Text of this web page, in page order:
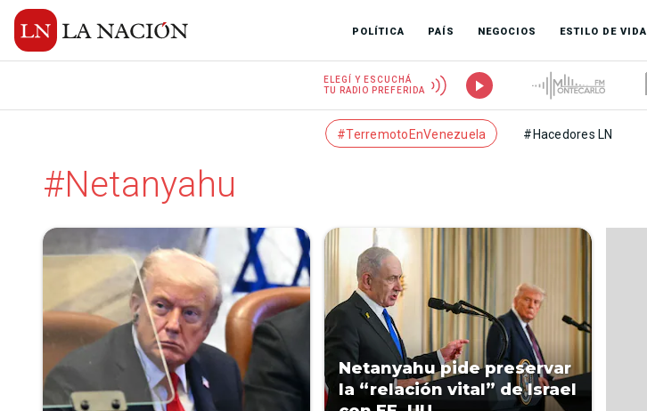
POLÍTICA PAÍS NEGOCIOS ESTILO DE VIDA
ELEGÍ Y ESCUCHÁ
TU RADIO PREFERIDA
#TerremotoEnVenezuela #Hacedores LN
#Netanyahu
Netanyahu pide preservar
la “relación vital” de Israel